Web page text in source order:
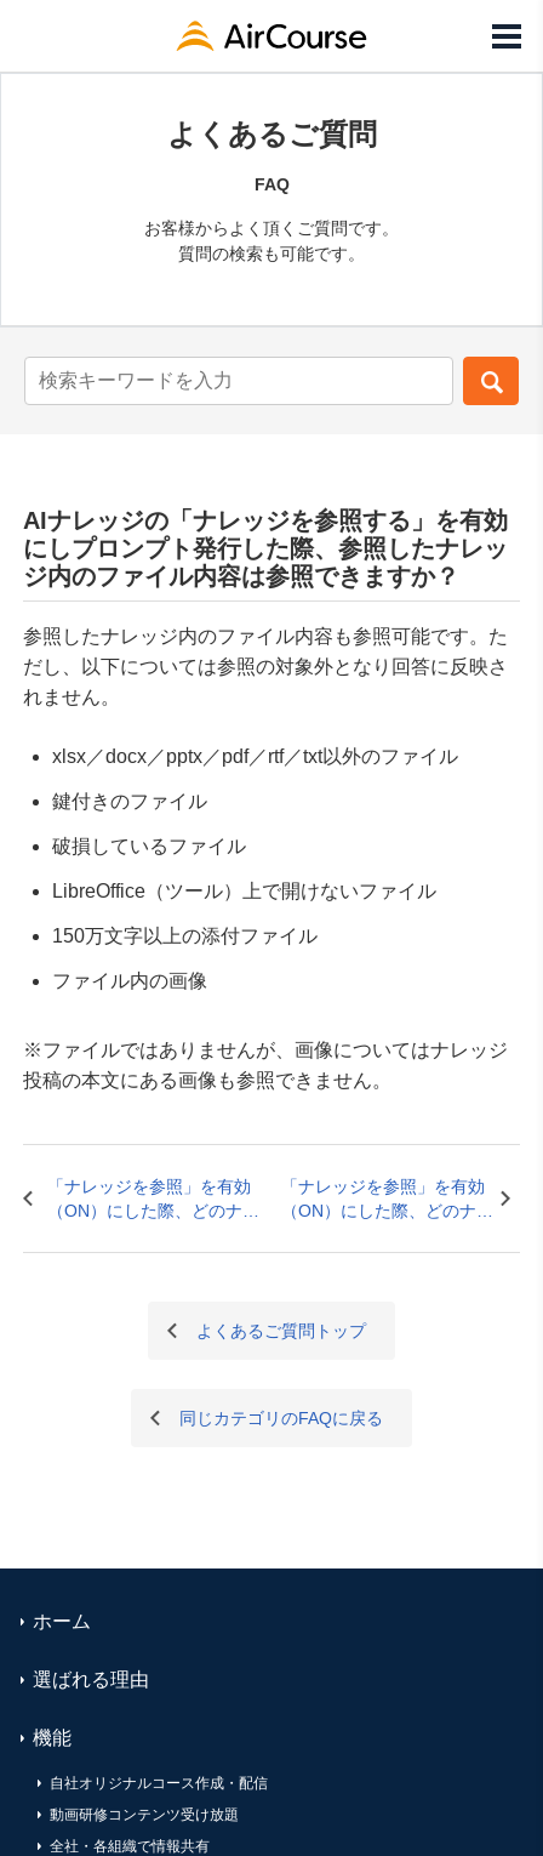
よくあるご質問
FAQ
お客様からよく頂くご質問です。
質問の検索も可能です。
AIナレッジの「ナレッジを参照する」を有効
にしプロンプト発行した際、参照したナレッ
ジ内のファイル内容は参照できますか？
参照したナレッジ内のファイル内容も参照可能です。 た
だし、以下については参照の対象外となり回答に反映さ
れません。
xlsx／docx／pptx／pdf／rtf／txt以外のファイル
鍵付きのファイル
破損しているファイル
LibreOffice（ツール）上で開けないファイル
150万文字以上の添付ファイル
ファイル内の画像
※ファイルではありませんが、画像についてはナレッジ
投稿の本文にある画像も参照できません。
「ナレッジを参照」を有効
（ON）にした際、どのナレ
「ナレッジを参照」を有効
（ON）にした際、どのナレ
よくあるご質問トップ
同じカテゴリのFAQに戻る
ホーム
選ばれる理由
機能
自社オリジナルコース作成・配信
動画研修コンテンツ受け放題
全社・各組織で情報共有